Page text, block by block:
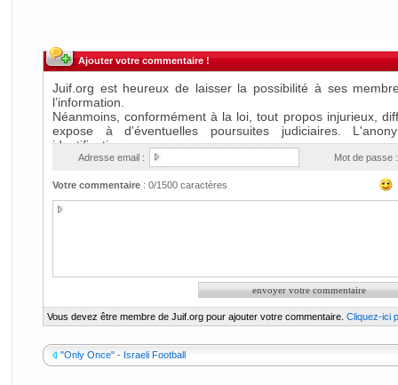
Ajouter votre commentaire !
Adresse email : Mot de passe :
Votre commentaire: 0/1500 caractères
Vous devez être membre de Juif.org pour ajouter votre commentaire. Cliquez-ici
"Only Once" - Israeli Football